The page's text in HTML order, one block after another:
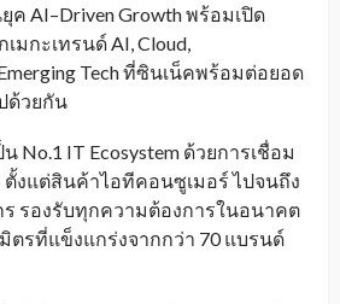
ค AI–Driven Growth พร้อมเปิด
มกะเทรนด์ AI, Cloud,
Tech ที่ซินเน็คพร้อมต่อยอด
ด้วยกัน
No.1 IT Ecosystem ด้วยการเชื่อม
งแต่สินค้าไอทีคอนซูเมอร์ ไปจนถึง
รองรับทุกความต้องการในอนาคต
ตรที่แข็งแกร่งจากกว่า 70 แบรนด์